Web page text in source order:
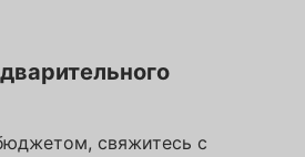
свяжитесь с